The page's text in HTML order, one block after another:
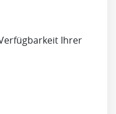
Ihrer